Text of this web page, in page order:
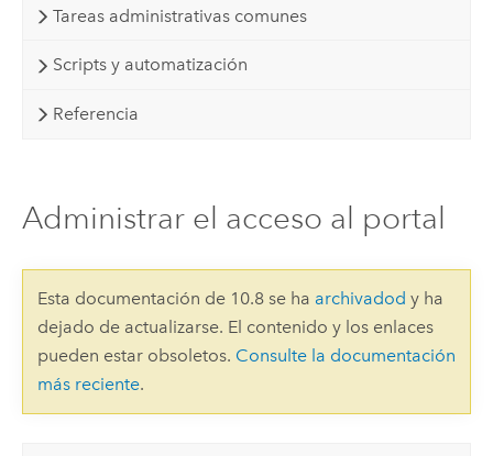
Tareas administrativas comunes
Scripts y automatización
Referencia
Administrar el acceso al portal
Esta documentación de 10.8 se ha archivadod y ha
dejado de actualizarse. El contenido y los enlaces
pueden estar obsoletos. Consulte la documentación
más reciente.